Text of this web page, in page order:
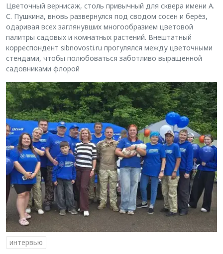
Цветочный вернисаж, столь привычный для сквера имени А.
С. Пушкина, вновь развернулся под сводом сосен и берёз,
одаривая всех заглянувших многообразием цветовой
палитры садовых и комнатных растений. Внештатный
корреспондент sibnovosti.ru прогулялся между цветочными
стендами, чтобы полюбоваться заботливо выращенной
садовниками флорой
интервью